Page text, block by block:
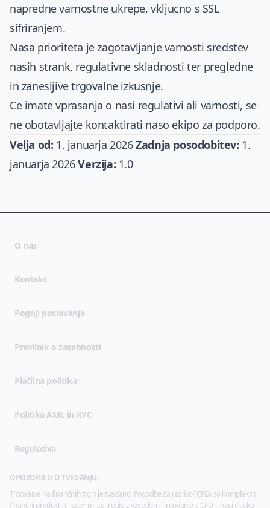
napredne varnostne ukrepe, vkljucno s SSL
sifriranjem.
Nasa prioriteta je zagotavljanje varnosti sredstev
nasih strank, regulativne skladnosti ter pregledne
in zanesljive trgovalne izkusnje.
Ce imate vprasanja o nasi regulativi ali varnosti, se
ne obotavljajte kontaktirati naso ekipo za podporo.
Velja od: 1. januarja 2026Zadnja posodobitev: 1.
januarja 2026Verzija: 1.0
O nas
Kontakt
Pogoji poslovanja(opens in new tab)
Pravilnik o zasebnosti(opens in new tab)
Plačilna politika
Politika AML in KYC
Regulativa
OPOZORILO O TVEGANJU:
Trgovanje na finančnih trgih je tvegano. Pogodbe za razliko (CFD) so kompleksni
finančni produkti, s katerimi se trguje z vzvodom. Trgovanje s CFD-ji nosi visoko